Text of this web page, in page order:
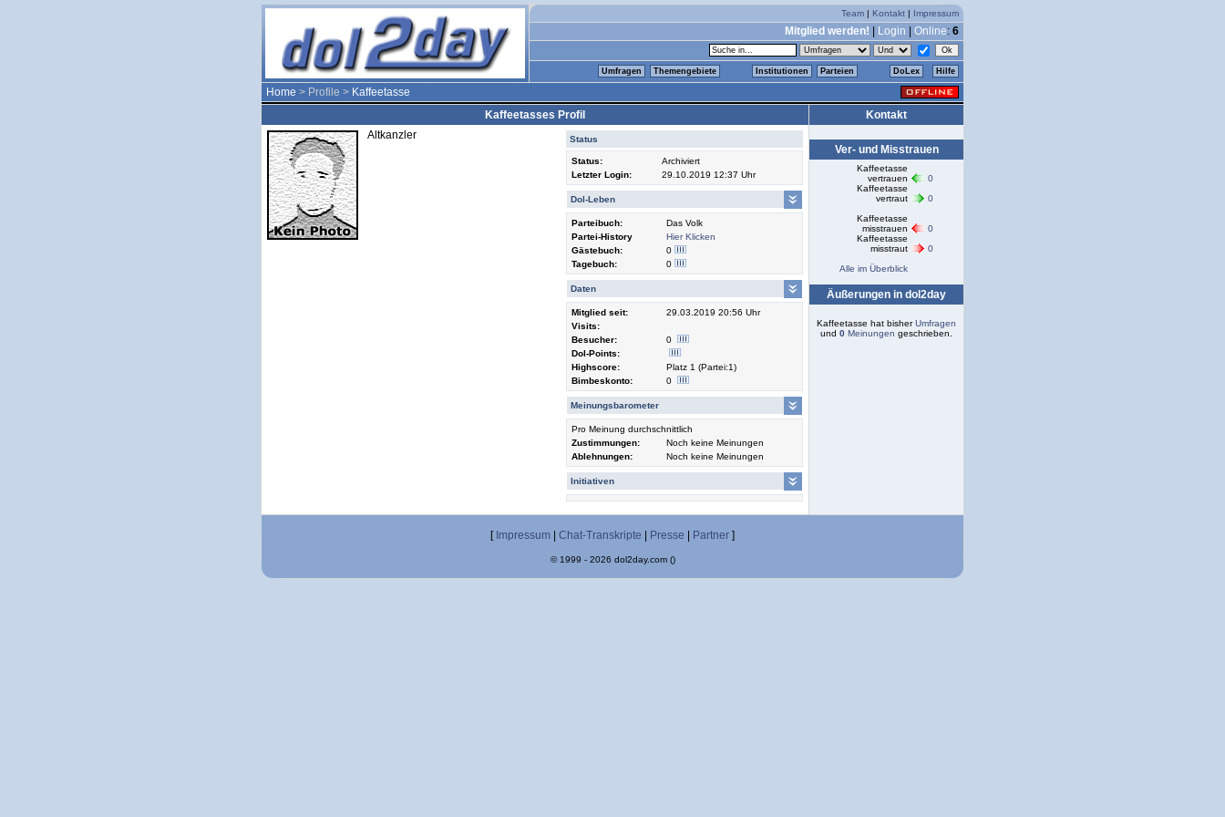
Team | Kontakt | Impressum
Mitglied werden! Login Online: 6
Umfragen Themengebiete Institutionen Parteien DoLex Hilfe
Home > Profile > Kaffeetasse
Kaffeetasses Profil
Status
Status:
Archiviert
Letzter Login:
29.10.2019 12:37 Uhr
Dol-Leben
Parteibuch:
Das Volk
Partei-History
Hier Klicken
Gästebuch:
0
Tagebuch:
0
Daten
Mitglied seit:
29.03.2019 20:56 Uhr
Visits:
Besucher:
0
Dol-Points:
Highscore:
Platz 1 (Partei:1)
Bimbeskonto:
0
Meinungsbarometer
Pro Meinung durchschnittlich
Zustimmungen:
Noch keine Meinungen
Ablehnungen:
Noch keine Meinungen
Initiativen
Altkanzler
Kontakt
Ver- und Misstrauen
Kaffeetasse
vertrauen
0
Kaffeetasse
vertraut
0
Kaffeetasse
misstrauen
0
Kaffeetasse
misstraut
0
Alle im Überblick
Äußerungen in dol2day
Kaffeetasse hat bisherUmfragen
und 0 Meinungen geschrieben.
[ Impressum Chat-Transkripte Presse Partner ]
© 1999 - 2026 dol2day.com ()